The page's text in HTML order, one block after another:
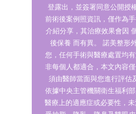
登露出，並簽署同意公開授
前術後案例照資訊，僅作為
介紹分享，其治療效果會因
後保養 而有異。
諾美整形
您，任何手術與醫療處置均
非每個人都適合，本文內容
須由醫師當面與您進行評估
依據中央主管機關衛生福利
醫療上的適應症或必要性，